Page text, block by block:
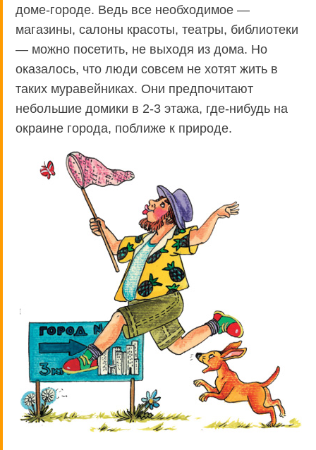
доме-городе. Ведь все необходимое —
магазины, салоны красоты, театры, библиотеки
— можно посетить, не выходя из дома. Но
оказалось, что люди совсем не хотят жить в
таких муравейниках. Они предпочитают
небольшие домики в 2-3 этажа, где-нибудь на
окраине города, поближе к природе.